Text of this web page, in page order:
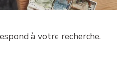
à votre recherche.